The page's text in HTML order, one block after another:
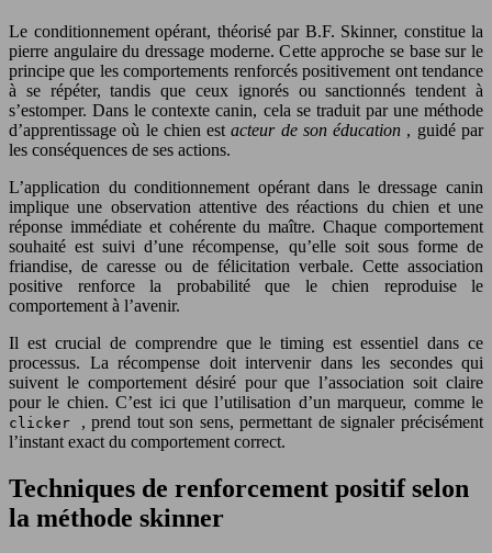
Le conditionnement opérant, théorisé par B.F. Skinner, constitue la
pierre angulaire du dressage moderne. Cette approche se base sur le
principe que les comportements renforcés positivement ont tendance
à se répéter, tandis que ceux ignorés ou sanctionnés tendent à
s’estomper. Dans le contexte canin, cela se traduit par une méthode
d’apprentissage où le chien estacteur de son éducation , guidé par
les conséquences de ses actions.
L’application du conditionnement opérant dans le dressage canin
implique une observation attentive des réactions du chien et une
réponse immédiate et cohérente du maître. Chaque comportement
souhaité est suivi d’une récompense, qu’elle soit sous forme de
friandise, de caresse ou de félicitation verbale. Cette association
positive renforce la probabilité que le chien reproduise le
comportement à l’avenir.
Il est crucial de comprendre que le timing est essentiel dans ce
processus. La récompense doit intervenir dans les secondes qui
suivent le comportement désiré pour que l’association soit claire
pour le chien. C’est ici que l’utilisation d’un marqueur, comme le
clicker , prend tout son sens, permettant de signaler précisément
l’instant exact du comportement correct.
Techniques de renforcement positif selon
la méthode skinner